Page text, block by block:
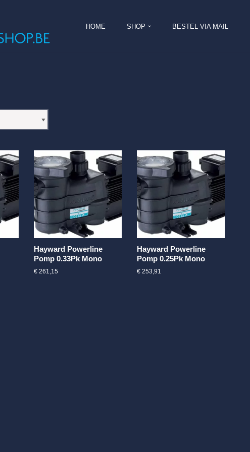
HOME SHOP BESTEL VIA MAIL
Hayward Powerline
Pomp 0.33Pk Mono
€261,15
Hayward Powerline
Pomp 0.25Pk Mono
€253,91